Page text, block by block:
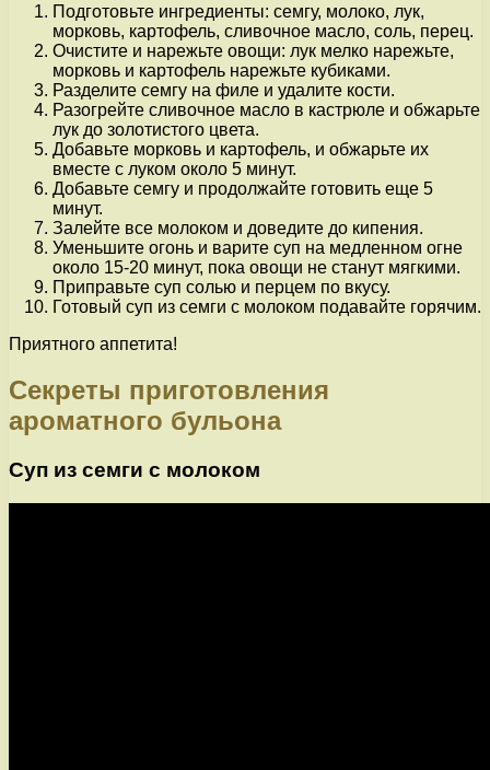
Подготовьте ингредиенты: семгу, молоко, лук,
морковь, картофель, сливочное масло, соль, перец.
Очистите и нарежьте овощи: лук мелко нарежьте,
морковь и картофель нарежьте кубиками.
Разделите семгу на филе и удалите кости.
Разогрейте сливочное масло в кастрюле и обжарьте
лук до золотистого цвета.
Добавьте морковь и картофель, и обжарьте их
вместе с луком около 5 минут.
Добавьте семгу и продолжайте готовить еще 5
минут.
Залейте все молоком и доведите до кипения.
Уменьшите огонь и варите суп на медленном огне
около 15-20 минут, пока овощи не станут мягкими.
Приправьте суп солью и перцем по вкусу.
Готовый суп из семги с молоком подавайте горячим.
Приятного аппетита!
Секреты приготовления
ароматного бульона
Суп из семги с молоком